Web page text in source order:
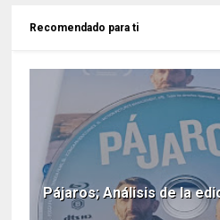
Recomendado para ti
Pájaros; Análisis de la